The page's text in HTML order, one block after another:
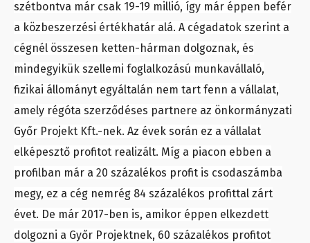
szétbontva már csak 19-19 millió, így már éppen befér
a közbeszerzési értékhatár alá. A cégadatok szerint a
cégnél összesen ketten-hárman dolgoznak, és
mindegyikük szellemi foglalkozású munkavállaló,
fizikai állományt egyáltalán nem tart fenn a vállalat,
amely régóta szerződéses partnere az önkormányzati
Győr Projekt Kft.-nek. Az évek során ez a vállalat
elképesztő profitot realizált. Míg a piacon ebben a
profilban már a 20 százalékos profit is csodaszámba
megy, ez a cég nemrég 84 százalékos profittal zárt
évet. De már 2017-ben is, amikor éppen elkezdett
dolgozni a Győr Projektnek, 60 százalékos profitot